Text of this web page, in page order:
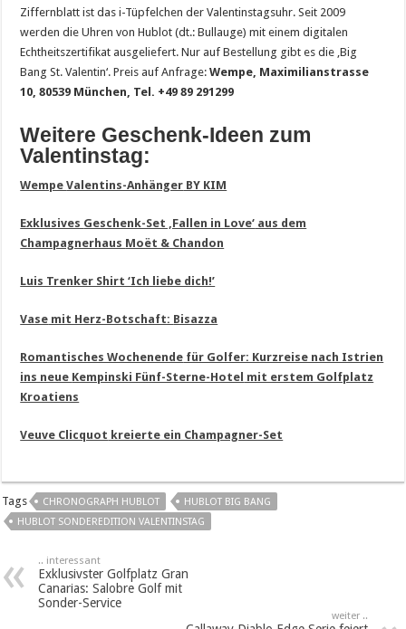
Ziffernblatt ist das i-Tüpfelchen der Valentinstagsuhr. Seit 2009
werden die Uhren von Hublot (dt.: Bullauge) mit einem digitalen
Echtheitszertifikat ausgeliefert. Nur auf Bestellung gibt es die ‚Big
Bang St. Valentin‘. Preis auf Anfrage:Wempe, Maximilianstrasse
10, 80539 München, Tel. +49 89 291299
Weitere Geschenk-Ideen zum
Valentinstag:
WempeValentins-Anhänger BY KIM
Exklusives Geschenk-Set ‚Fallen in Love‘ aus dem
Champagnerhaus Moët & Chandon
Luis Trenker Shirt ‘Ich liebe dich!’
Vase mit Herz-Botschaft: Bisazza
Romantisches Wochenende für Golfer: Kurzreise nach Istrien
ins neue Kempinski Fünf-Sterne-Hotel mit erstem Golfplatz
Kroatiens
Veuve Clicquot kreierte ein Champagner-Set
Tags CHRONOGRAPH HUBLOT
HUBLOT BIG BANG
HUBLOT SONDEREDITION VALENTINSTAG
.. interessant
Exklusivster Golfplatz Gran
Canarias: Salobre Golf mit
Sonder-Service
weiter ..